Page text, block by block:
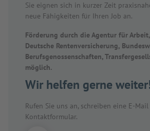
Sie eignen sich in kurzer Zeit
neue Fähigkeiten für Ihren Job an.
Förderung durch die Agentur für
Deutsche Rentenversicherung,
Berufsgenossenschaften,
möglich.
Wir helfen gerne
Rufen Sie uns an, schreiben eine E-
Kontaktformular.